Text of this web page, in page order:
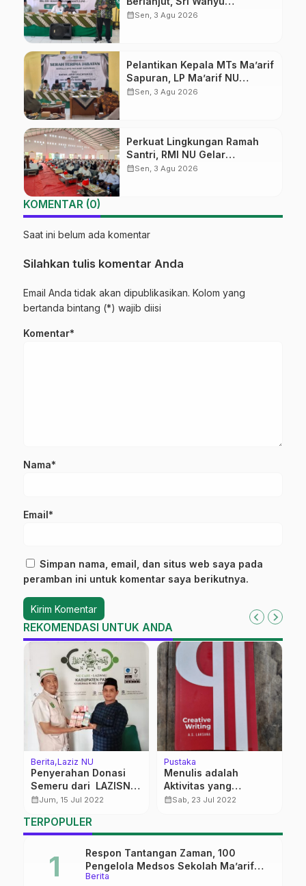
Susilowati Resmi Pimpin MTs
calendar_monthSen, 3 Agu 2026
Pelantikan Kepala MTs Ma’arif
Sapuran, LP Ma’arif NU
Wonosobo Tekankan Lima
calendar_monthSen, 3 Agu 2026
Perkuat Lingkungan Ramah
Santri, RMI NU Gelar
‘Sambang Pesantren’ di Pati
calendar_monthSen, 3 Agu 2026
KOMENTAR (0)
Saat ini belum ada komentar
Silahkan tulis komentar Anda
Email Anda tidak akan dipublikasikan. Kolom yang
bertanda bintang (*) wajib diisi
Komentar*
Nama*
Email*
Simpan nama, email, dan situs web saya pada
peramban ini untuk komentar saya berikutnya.
REKOMENDASI UNTUK ANDA
Berita Laziz NU
Penyerahan Donasi
Semeru dari LAZISNU
Pati Ke NU Peduli
calendar_monthJum, 15 Jul 2022
Pustaka
Menulis adalah
Aktivitas yang
Menyenangkan
calendar_monthSab, 23 Jul 2022
TERPOPULER
Berita
Respon Tantangan Zaman, 100
Pengelola Medsos Sekolah Ma’arif
Pekalongan Ikuti Pelatihan Literasi